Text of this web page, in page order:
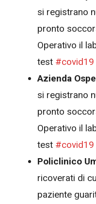
si registrano
pronto
Operativo il
test #covid19
Azienda
si registrano
pronto
Operativo il
test #covid19
Policlinico
ricoverati di
paziente